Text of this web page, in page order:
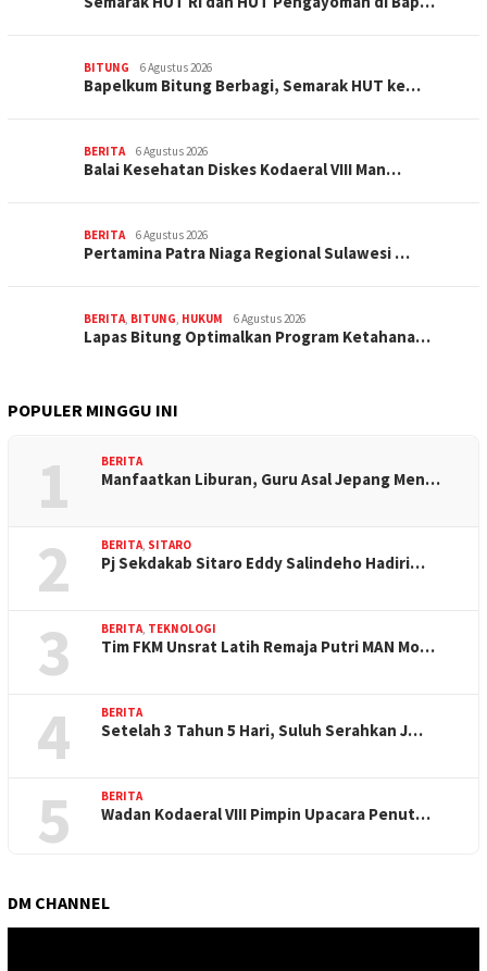
BITUNG 6 Agustus 2026
‎Bapelkum Bitung Berbagi, Semarak HUT ke…
BERITA 6 Agustus 2026
Balai Kesehatan Diskes Kodaeral VIII Man…
BERITA 6 Agustus 2026
Pertamina Patra Niaga Regional Sulawesi …
BERITA, BITUNG, HUKUM 6 Agustus 2026
Lapas Bitung Optimalkan Program Ketahana…
POPULER MINGGU INI
1 BERITA
Manfaatkan Liburan, Guru Asal Jepang Men…
2 BERITA, SITARO
Pj Sekdakab Sitaro Eddy Salindeho Hadiri…
3 BERITA, TEKNOLOGI
Tim FKM Unsrat Latih Remaja Putri MAN Mo…
4 BERITA
Setelah 3 Tahun 5 Hari, Suluh Serahkan J…
5 BERITA
Wadan Kodaeral VIII Pimpin Upacara Penut…
DM CHANNEL